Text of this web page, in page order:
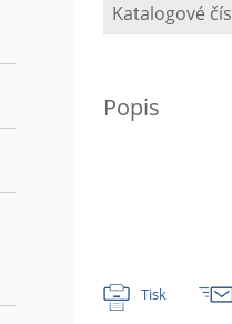
Katalogové
Popis
Tisk